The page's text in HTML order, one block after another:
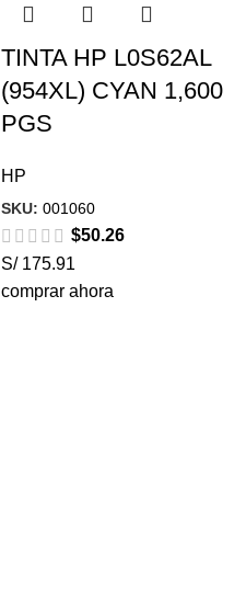
TINTA HP L0S62AL
(954XL) CYAN 1,600
PGS
HP
SKU: 001060
$50.26
S/ 175.91
comprar ahora